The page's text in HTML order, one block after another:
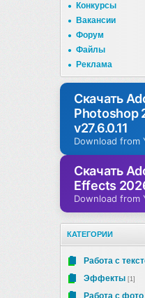
Конкурсы
Вакансии
Форум
Файлы
Реклама
Скачать
Photoshop
v27.6.0.11
Download from
Скачать
Effects
Download from
КАТЕГОРИИ
Работа с
Эффекты [1]
Работа с фото